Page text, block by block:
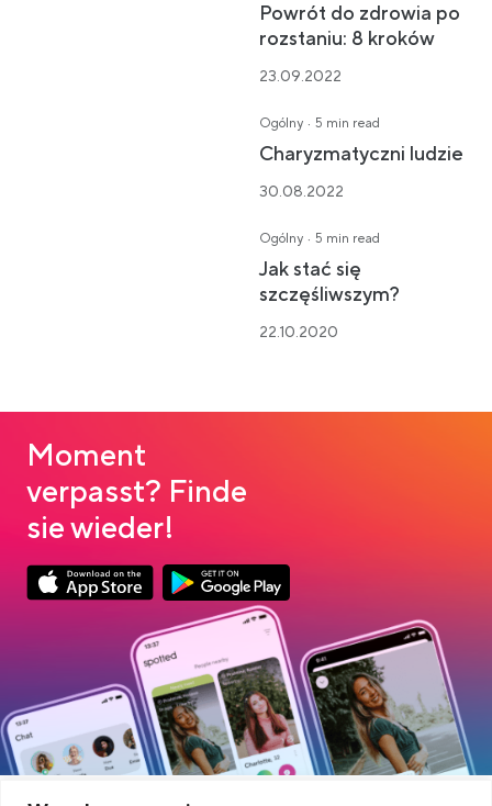
Powrót do zdrowia po
rozstaniu: 8 kroków
23.09.2022
Ogólny · 5 min read
Charyzmatyczni ludzie
30.08.2022
Ogólny · 5 min read
Jak stać się
szczęśliwszym?
22.10.2020
Moment
verpasst? Finde
sie wieder!
Link opens in a new tabLink opens in a new tab
Google Play Download